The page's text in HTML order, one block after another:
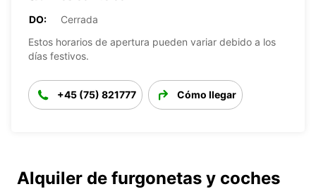
DO:
Cerrada
Estos horarios de apertura pueden variar debido a los
días festivos.
+45 (75) 821777 Cómo llegar
Alquiler de furgonetas y coches